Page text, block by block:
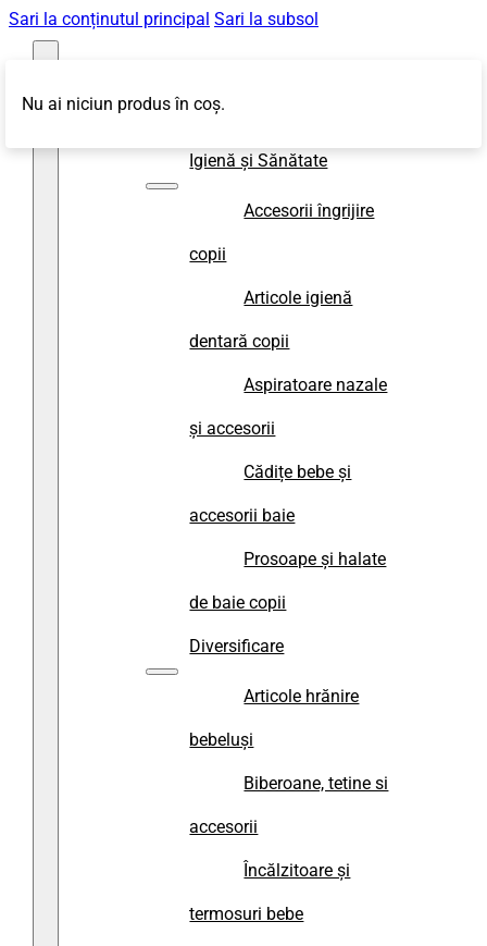
Sari la conținutul principal Sari la subsol
Igienă și Sănătate
Accesorii îngrijire
copii
Articole igienă
dentară copii
Aspiratoare nazale
și accesorii
Cădițe bebe și
accesorii baie
Prosoape și halate
de baie copii
Diversificare
Articole hrănire
bebeluși
Biberoane, tetine si
accesorii
Încălzitoare și
termosuri bebe
Nu ai niciun produs în coș.